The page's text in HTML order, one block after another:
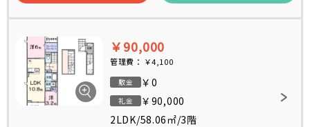
￥90,000
管理費： ￥4,100
敷金 ￥0
礼金
￥90,000
2LDK/58.06㎡/3階